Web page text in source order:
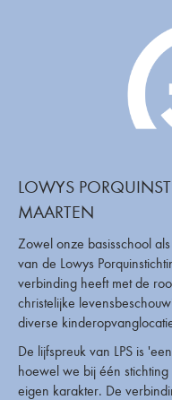
LOWYS
MAARTEN
Zowel onze basisschool
van de Lowys
verbinding heeft met de
christelijke
diverse
De lijfspreuk van LPS is
hoewel we bij één
eigen karakter. De